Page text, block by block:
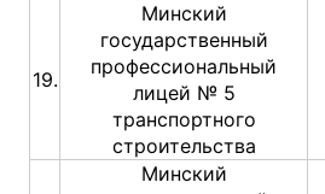
19.
Минский
государственный
профессиональный
лицей № 5
транспортного
строительства
Минский